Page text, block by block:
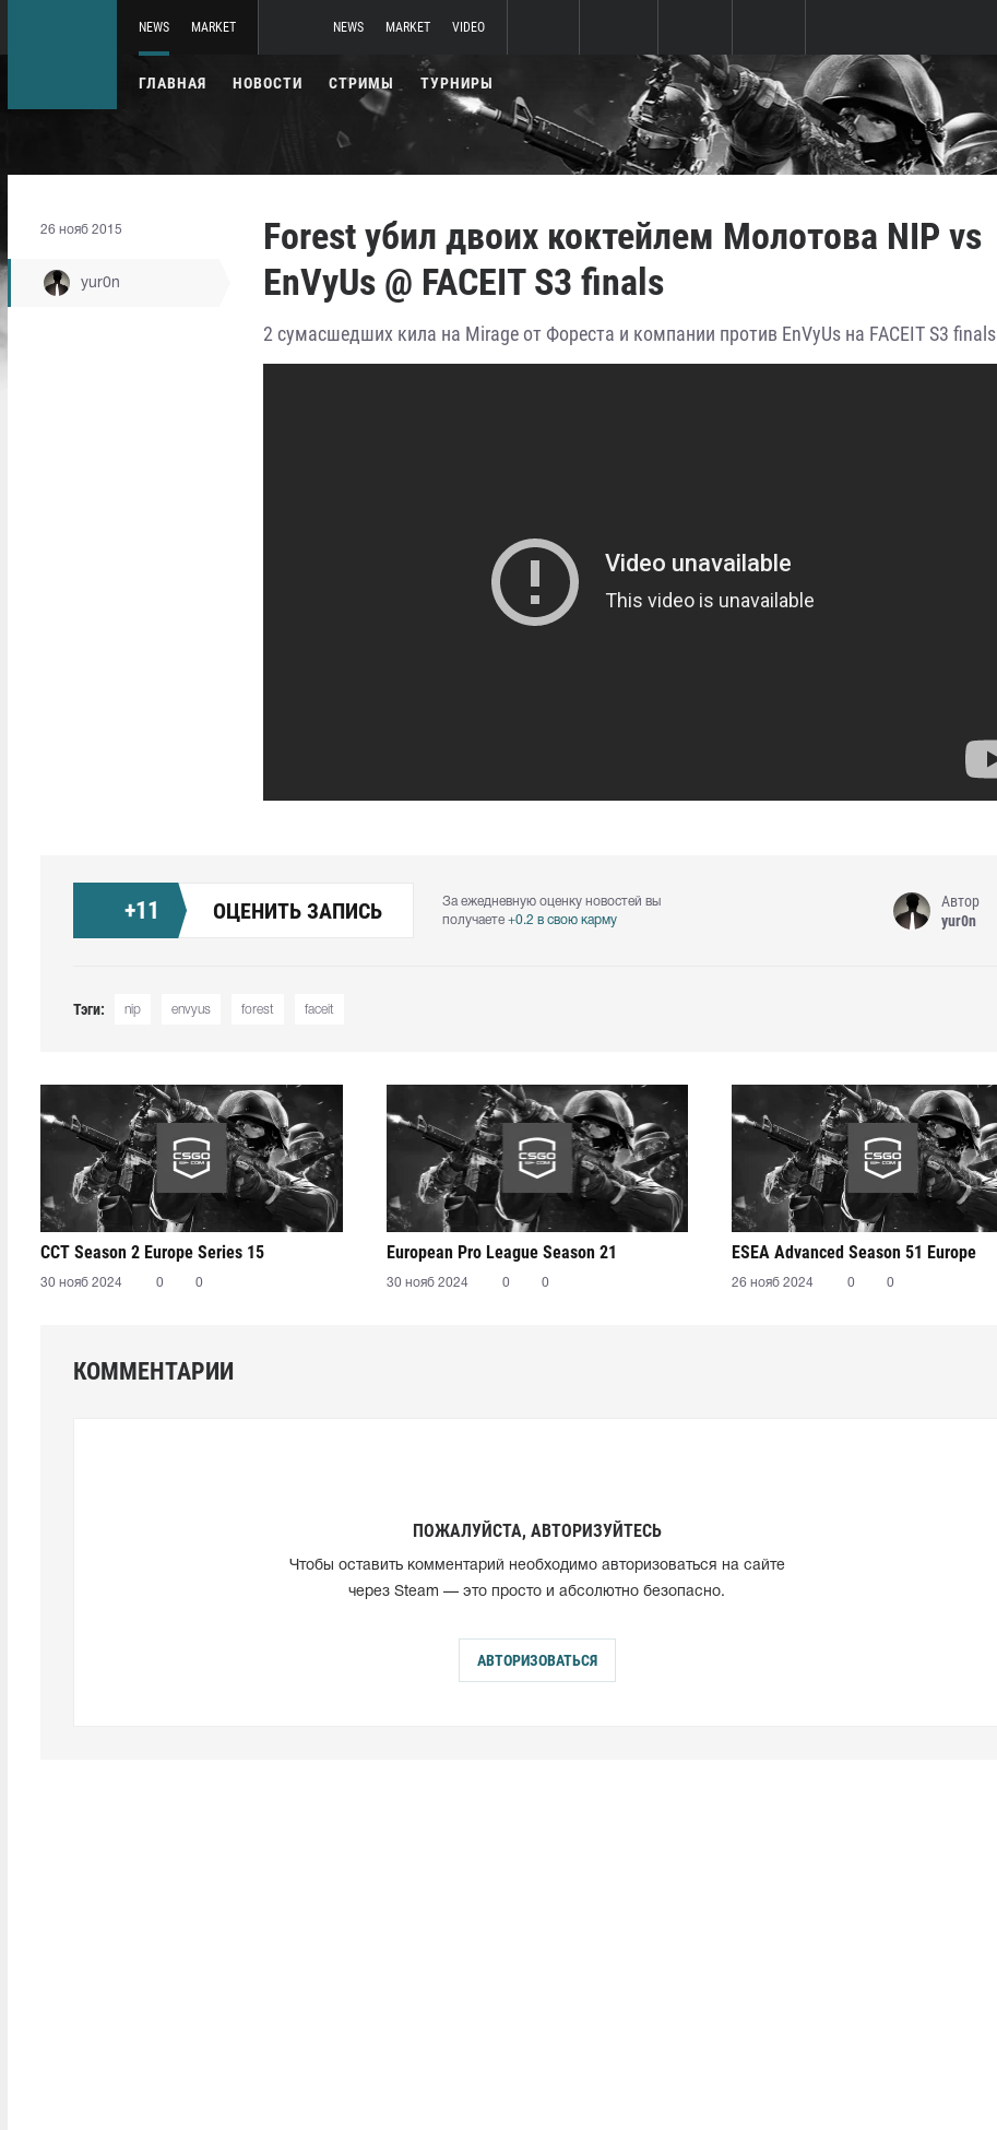
NEWS MARKET NEWS MARKET VIDEO
ГЛАВНАЯ НОВОСТИ СТРИМЫ ТУРНИРЫ
26 нояб 2015
yur0n
Forest убил двоих коктейлем Молотова NIP vs
EnVyUs @ FACEIT S3 finals
2 сумасшедших кила на Mirage от Фореста и компании против EnVyUs на FACEIT S3 finals
+11 ОЦЕНИТЬ ЗАПИСЬ
За ежедневную оценку новостей вы
получаете +0.2 в свою карму
Автор
yur0n
Тэги: nip envyus forest faceit
CCT Season 2 Europe Series 15
30 нояб 2024 0 0
European Pro League Season 21
30 нояб 2024 0 0
ESEA Advanced Season 51 Europe
26 нояб 2024 0 0
КОММЕНТАРИИ
ПОЖАЛУЙСТА, АВТОРИЗУЙТЕСЬ
Чтобы оставить комментарий необходимо авторизоваться на сайте
через Steam — это просто и абсолютно безопасно.
АВТОРИЗОВАТЬСЯ